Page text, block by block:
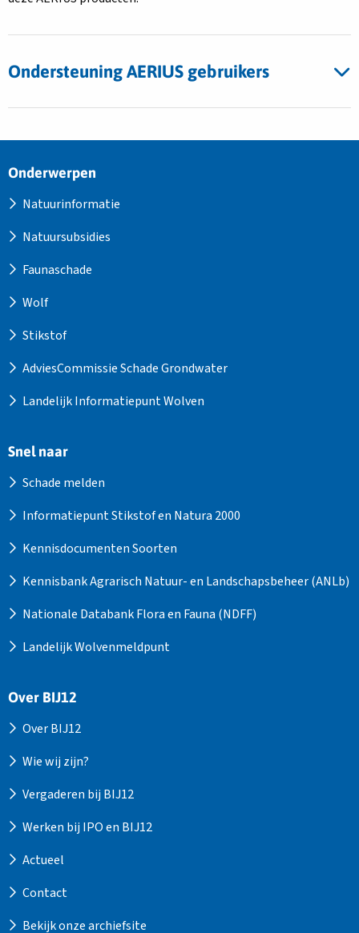
Ondersteuning AERIUS gebruikers
Site
Onderwerpen
Natuurinformatie
Natuursubsidies
Faunaschade
Wolf
Stikstof
AdviesCommissie Schade Grondwater
Landelijk Informatiepunt Wolven
Snel naar
Schade melden
Informatiepunt Stikstof en Natura 2000
Kennisdocumenten Soorten
Kennisbank Agrarisch Natuur- en Landschapsbeheer (ANLb)
Nationale Databank Flora en Fauna (NDFF)
Landelijk Wolvenmeldpunt
Over BIJ12
Over BIJ12
Wie wij zijn?
Vergaderen bij BIJ12
Werken bij IPO en BIJ12
Actueel
Contact
Bekijk onze archiefsite